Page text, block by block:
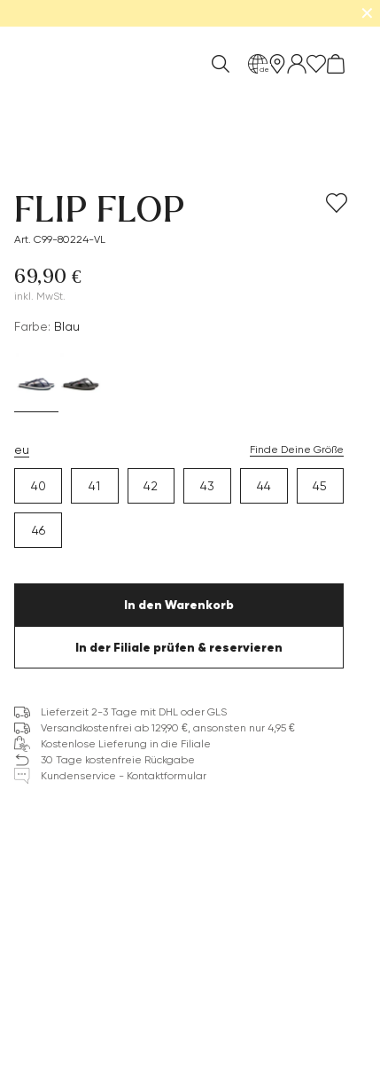
✕
de
FLIP FLOP
Art. C99-80224-VL
69,90 €
inkl. MwSt.
Farbe: Blau
eu Finde Deine Größe
40 41 42 43 44 45
46
In den Warenkorb
In der Filiale prüfen & reservieren
Lieferzeit 2-3 Tage mit DHL oder GLS
Versandkostenfrei ab 129,90 €, ansonsten nur 4,95 €
Kostenlose Lieferung in die Filiale
30 Tage kostenfreie Rückgabe
Kundenservice - Kontaktformular